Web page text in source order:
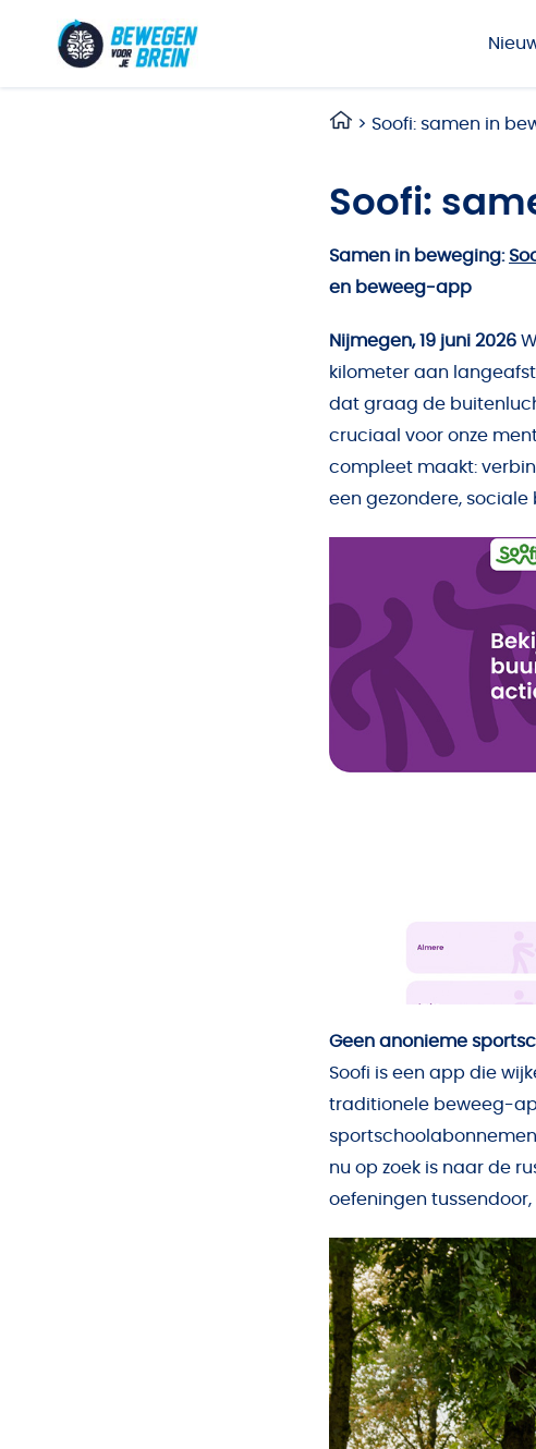
> Soofi: samen in
Soofi:
Samen in beweging:
en beweeg-app
Nijmegen, 19 juni 2026
kilometer aan
dat graag de
cruciaal voor onze
compleet maakt:
een gezondere,
Geen anonieme
Soofi is een app die
traditionele beweeg-
nu op zoek is naar de
oefeningen